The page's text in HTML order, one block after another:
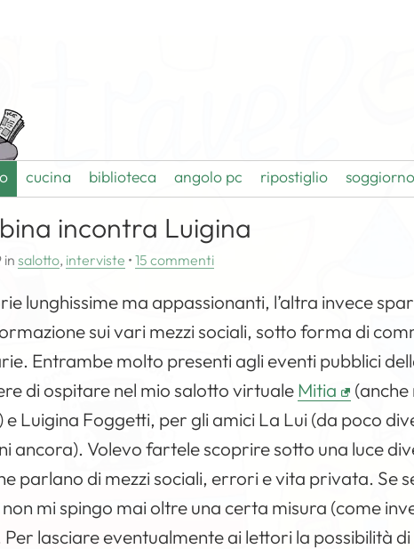
cucina biblioteca angolo pc ripostiglio
incontra Luigina
insalotto, interviste • 15 commenti
lunghissime ma appassionanti, l’altra invece
sui vari mezzi sociali, sotto forma di
Entrambe molto presenti agli eventi pubblici
di ospitare nel mio salotto virtualeMitia
Luigina Foggetti, per gli amici La Lui (da poco
ancora). Volevo fartele scoprire sotto una luce
parlano di mezzi sociali, errori e vita privata. Se
non mi spingo mai oltre una certa misura (come
lasciare eventualmente ai lettori la possibilità